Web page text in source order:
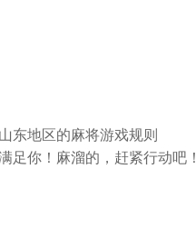
东地区的麻将游戏规则
足你！麻溜的，赶紧行动吧！